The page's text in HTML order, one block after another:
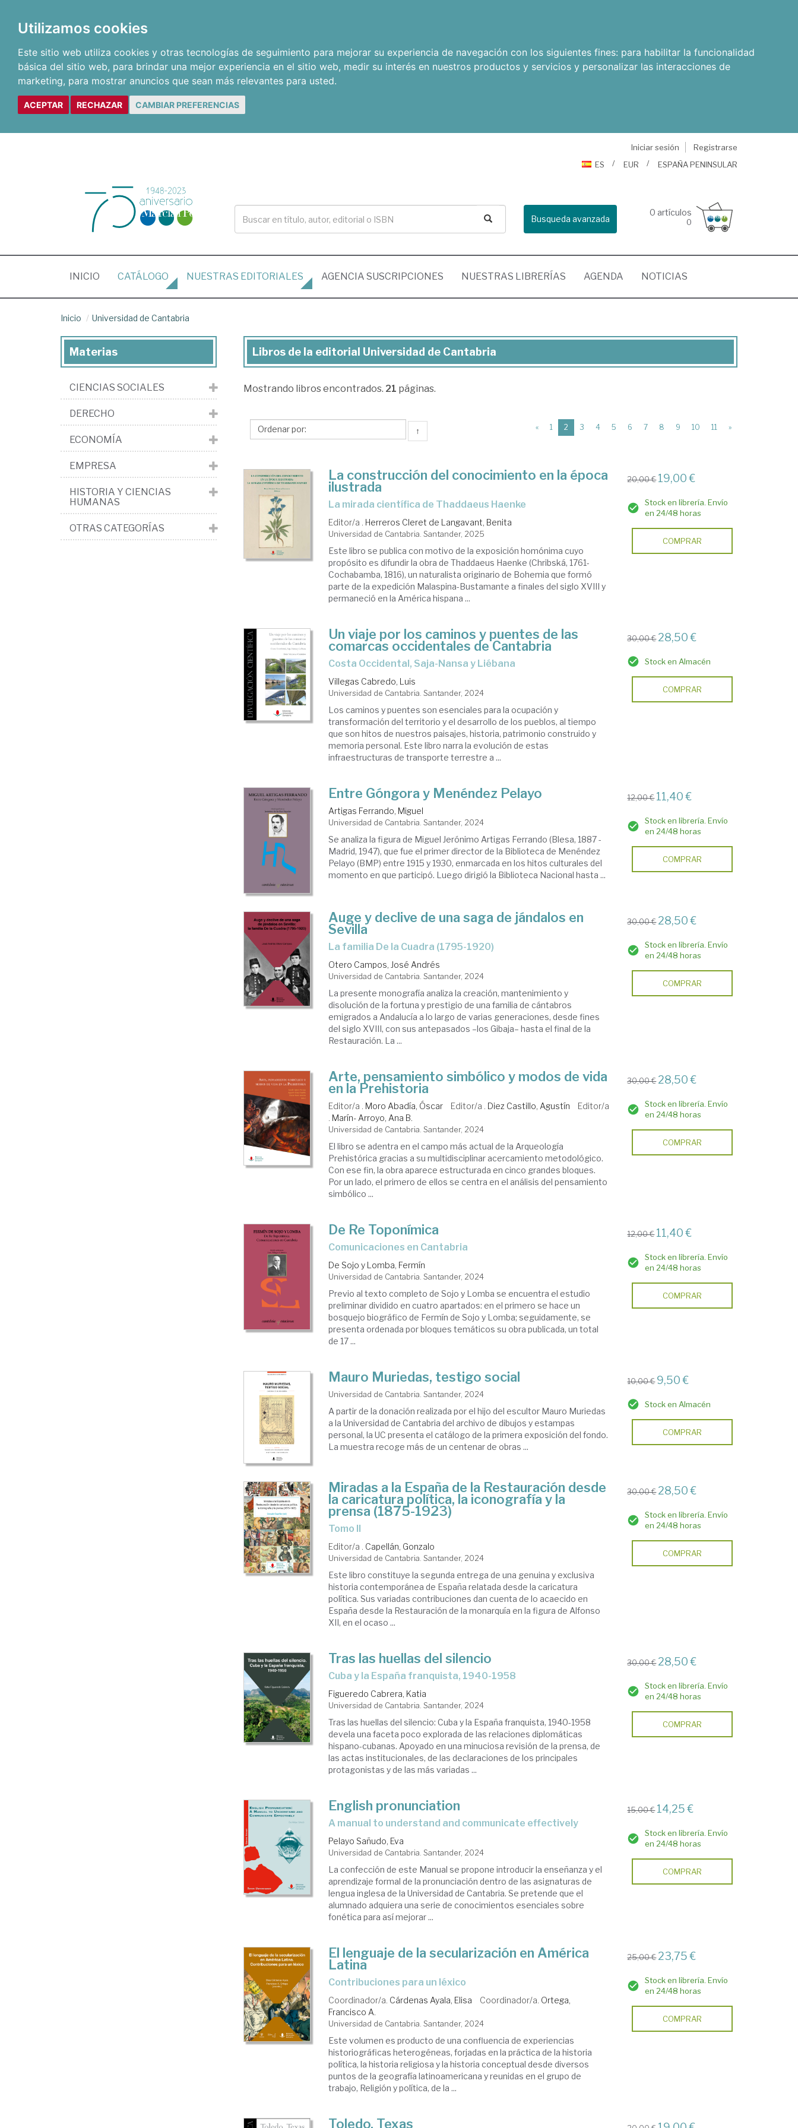
Utilizamos cookies
Este sitio web utiliza cookies y otras tecnologías de seguimiento para mejorar su experiencia de navegación con los siguientes fines: para habilitar la funcionalidad
básica del sitio web, para brindar una mejor experiencia en el sitio web, medir su interés en nuestros productos y servicios y personalizar las interacciones de
marketing, para mostrar anuncios que sean más relevantes para usted.
ACEPTAR RECHAZAR CAMBIAR PREFERENCIAS
Iniciar sesión
Registrarse
ES
EUR ESPAÑA PENINSULAR
Busqueda avanzada
0 artículos
0
INICIO (CURRENT)
CATÁLOGO NUESTRAS EDITORIALES AGENCIA SUSCRIPCIONES NUESTRAS LIBRERÍAS AGENDA NOTICIAS
Inicio Universidad de Cantabria
Libros
la
Universidad
Cantabria
Libros de la editorial Universidad de Cantabria
Mostrando libros encontrados. 21 páginas.
↑ « 1 2 (current)
3 4 5 6 7 8 9 10 11 »
La construcción del conocimiento en la época
ilustrada
la mirada científica de Thaddaeus Haenke
Editor/a . Herreros Cleret de Langavant, Benita
Universidad de Cantabria. Santander, 2025
Este libro se publica con motivo de la exposición homónima cuyo
propósito es difundir la obra de Thaddaeus Haenke (Chribská, 1761-
Cochabamba, 1816), un naturalista originario de Bohemia que formó
parte de la expedición Malaspina-Bustamante a finales del siglo XVIII y
permaneció en la América hispana ...
20,00 € 19,00 €
Stock en librería. Envío
en 24/48 horas
COMPRAR
Un viaje por los caminos y puentes de las
comarcas occidentales de Cantabria
Costa Occidental, Saja-Nansa y Liébana
Villegas Cabredo, Luis
Universidad de Cantabria. Santander, 2024
Los caminos y puentes son esenciales para la ocupación y
transformación del territorio y el desarrollo de los pueblos, al tiempo
que son hitos de nuestros paisajes, historia, patrimonio construido y
memoria personal. Este libro narra la evolución de estas
infraestructuras de transporte terrestre a ...
30,00 € 28,50 €
Stock en Almacén
COMPRAR
Entre Góngora y Menéndez Pelayo
Artigas Ferrando, Miguel
Universidad de Cantabria. Santander, 2024
Se analiza la figura de Miguel Jerónimo Artigas Ferrando (Blesa, 1887 -
Madrid, 1947), que fue el primer director de la Biblioteca de Menéndez
Pelayo (BMP) entre 1915 y 1930, enmarcada en los hitos culturales del
momento en que participó. Luego dirigió la Biblioteca Nacional hasta ...
12,00 € 11,40 €
Stock en librería. Envío
en 24/48 horas
COMPRAR
Auge y declive de una saga de jándalos en
Sevilla
la familia De la Cuadra (1795-1920)
Otero Campos, José Andrés
Universidad de Cantabria. Santander, 2024
La presente monografía analiza la creación, mantenimiento y
disolución de la fortuna y prestigio de una familia de cántabros
emigrados a Andalucía a lo largo de varias generaciones, desde fines
del siglo XVIII, con sus antepasados –los Gibaja– hasta el final de la
Restauración. La ...
30,00 € 28,50 €
Stock en librería. Envío
en 24/48 horas
COMPRAR
Arte, pensamiento simbólico y modos de vida
en la Prehistoria
Editor/a . Moro Abadía, Óscar Editor/a . Diez Castillo, Agustín
Editor/a
. Marín- Arroyo, Ana B.
Universidad de Cantabria. Santander, 2024
El libro se adentra en el campo más actual de la Arqueología
Prehistórica gracias a su multidisciplinar acercamiento metodológico.
Con ese fin, la obra aparece estructurada en cinco grandes bloques.
Por un lado, el primero de ellos se centra en el análisis del pensamiento
simbólico ...
30,00 € 28,50 €
Stock en librería. Envío
en 24/48 horas
COMPRAR
De Re Toponímica
Comunicaciones en Cantabria
De Sojo y Lomba, Fermín
Universidad de Cantabria. Santander, 2024
Previo al texto completo de Sojo y Lomba se encuentra el estudio
preliminar dividido en cuatro apartados: en el primero se hace un
bosquejo biográfico de Fermín de Sojo y Lomba; seguidamente, se
presenta ordenada por bloques temáticos su obra publicada, un total
de 17 ...
12,00 € 11,40 €
Stock en librería. Envío
en 24/48 horas
COMPRAR
Mauro Muriedas, testigo social
Universidad de Cantabria. Santander, 2024
A partir de la donación realizada por el hijo del escultor Mauro Muriedas
a la Universidad de Cantabria del archivo de dibujos y estampas
personal, la UC presenta el catálogo de la primera exposición del fondo.
La muestra recoge más de un centenar de obras ...
10,00 € 9,50 €
Stock en Almacén
COMPRAR
Miradas a la España de la Restauración desde
la caricatura política, la iconografía y la
prensa (1875-1923)
Tomo II
Editor/a . Capellán, Gonzalo
Universidad de Cantabria. Santander, 2024
Este libro constituye la segunda entrega de una genuina y exclusiva
historia contemporánea de España relatada desde la caricatura
política. Sus variadas contribuciones dan cuenta de lo acaecido en
España desde la Restauración de la monarquía en la figura de Alfonso
XII, en el ocaso ...
30,00 € 28,50 €
Stock en librería. Envío
en 24/48 horas
COMPRAR
Tras las huellas del silencio
Cuba y la España franquista, 1940-1958
Figueredo Cabrera, Katia
Universidad de Cantabria. Santander, 2024
Tras las huellas del silencio: Cuba y la España franquista, 1940-1958
devela una faceta poco explorada de las relaciones diplomáticas
hispano-cubanas. Apoyado en una minuciosa revisión de la prensa, de
las actas institucionales, de las declaraciones de los principales
protagonistas y de las más variadas ...
30,00 € 28,50 €
Stock en librería. Envío
en 24/48 horas
COMPRAR
English pronunciation
a manual to understand and communicate effectively
Pelayo Sañudo, Eva
Universidad de Cantabria. Santander, 2024
La confección de este Manual se propone introducir la enseñanza y el
aprendizaje formal de la pronunciación dentro de las asignaturas de
lengua inglesa de la Universidad de Cantabria. Se pretende que el
alumnado adquiera una serie de conocimientos esenciales sobre
fonética para así mejorar ...
15,00 € 14,25 €
Stock en librería. Envío
en 24/48 horas
COMPRAR
El lenguaje de la secularización en América
Latina
Contribuciones para un léxico
Coordinador/a. Cárdenas Ayala, Elisa Coordinador/a. Ortega,
Francisco A.
Universidad de Cantabria. Santander, 2024
Este volumen es producto de una confluencia de experiencias
historiográficas heterogéneas, forjadas en la práctica de la historia
política, la historia religiosa y la historia conceptual desde diversos
puntos de la geografía latinoamericana y reunidas en el grupo de
trabajo, Religión y política, de la ...
25,00 € 23,75 €
Stock en librería. Envío
en 24/48 horas
COMPRAR
Toledo, Texas
Materias
CIENCIAS SOCIALES
DERECHO
ECONOMÍA
EMPRESA
HISTORIA Y CIENCIAS
HUMANAS
OTRAS CATEGORÍAS